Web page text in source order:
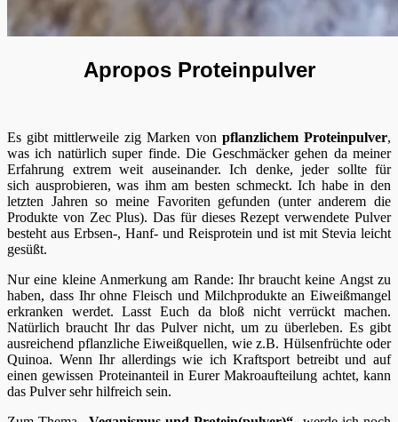
Apropos Proteinpulver
Es gibt mittlerweile zig Marken von pflanzlichem Proteinpulver,
was ich natürlich super finde. Die Geschmäcker gehen da meiner
Erfahrung extrem weit auseinander. Ich denke, jeder sollte für
sich ausprobieren, was ihm am besten schmeckt. Ich habe in den
letzten Jahren so meine Favoriten gefunden (unter anderem die
Produkte von Zec Plus). Das für dieses Rezept verwendete Pulver
besteht aus Erbsen-, Hanf- und Reisprotein und ist mit Stevia leicht
gesüßt.
Nur eine kleine Anmerkung am Rande: Ihr braucht keine Angst zu
haben, dass Ihr ohne Fleisch und Milchprodukte an Eiweißmangel
erkranken werdet. Lasst Euch da bloß nicht verrückt machen.
Natürlich braucht Ihr das Pulver nicht, um zu überleben. Es gibt
ausreichend pflanzliche Eiweißquellen, wie z.B. Hülsenfrüchte oder
Quinoa. Wenn Ihr allerdings wie ich Kraftsport betreibt und auf
einen gewissen Proteinanteil in Eurer Makroaufteilung achtet, kann
das Pulver sehr hilfreich sein.